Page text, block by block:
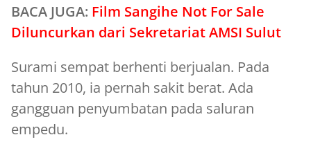
BACA JUGA: Film Sangihe Not For Sale
Diluncurkan dari Sekretariat AMSI Sulut
Surami sempat berhenti berjualan. Pada
tahun 2010, ia pernah sakit berat. Ada
gangguan penyumbatan pada saluran
empedu.